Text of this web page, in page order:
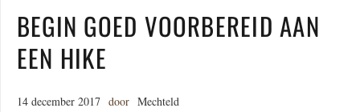
BEGIN GOED VOORBEREID AAN
EEN HIKE
14 december 2017 door Mechteld